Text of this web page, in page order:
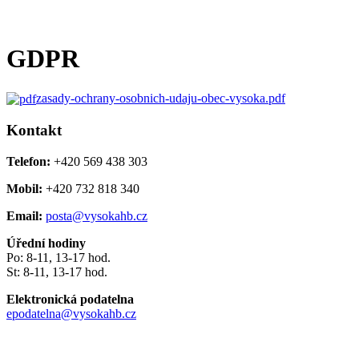
GDPR
zasady-ochrany-osobnich-udaju-obec-vysoka.pdf
Kontakt
Telefon: +420 569 438 303
Mobil: +420 732 818 340
Email: posta@vysokahb.cz
Úřední hodiny
Po: 8-11, 13-17 hod.
St: 8-11, 13-17 hod.
Elektronická podatelna
epodatelna@vysokahb.cz